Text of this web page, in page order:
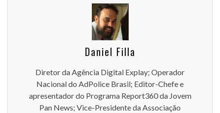
Daniel Filla
Diretor da Agência Digital Explay; Operador
Nacional do AdPolice Brasil; Editor-Chefe e
apresentador do Programa Report360 da Jovem
Pan News; Vice-Presidente da Associação